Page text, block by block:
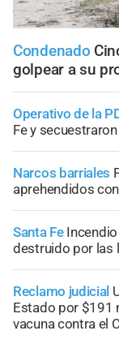
Condenado
golpear a su
Operativo de la
Fe y
Narcos barriales
aprehendidos
Santa Fe
destruido por las
Reclamo judicial
Estado por $191
vacuna contra el